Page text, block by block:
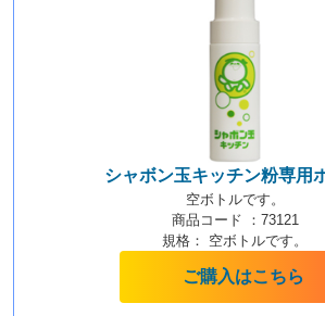
シャボン玉キッチン粉専用
空ボトルです。
商品コード ：73121
規格： 空ボトルです。
ご購入はこちら